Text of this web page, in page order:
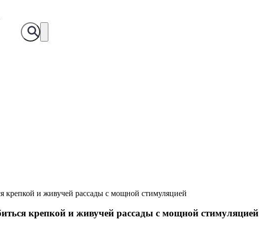
крепкой и живучей рассады с мощной стимуляцией
крепкой и живучей рассады с мощной стимуляцией